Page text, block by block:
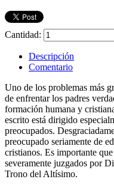
Cantidad:
Descripción
Comentario
Uno de los problemas más
de enfrentar los padres
formación humana y
escrito está dirigido
preocupados.
preocupado seriamente de
cristianos. Es importante
severamente juzgados por
Trono del Altísimo.